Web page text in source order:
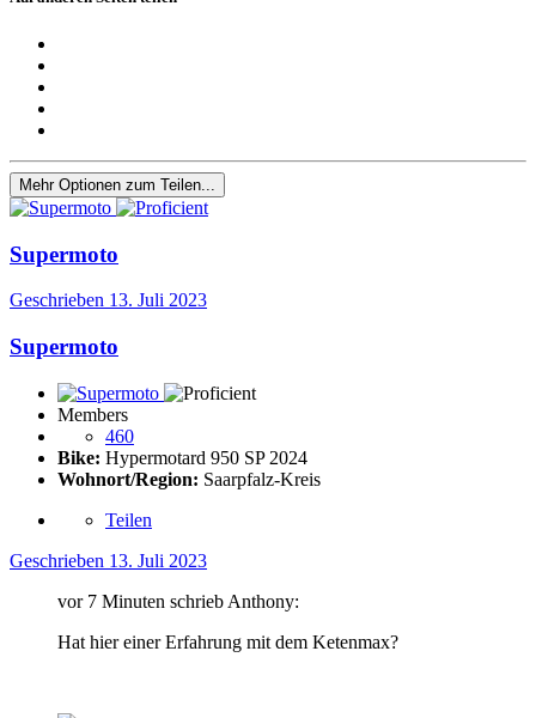
Mehr Optionen zum Teilen...
Supermoto
Geschrieben 13. Juli 2023
Supermoto
Members
460
Bike: Hypermotard 950 SP 2024
Wohnort/Region: Saarpfalz-Kreis
Teilen
Geschrieben 13. Juli 2023
vor 7 Minuten schrieb Anthony:
Hat hier einer Erfahrung mit dem Ketenmax?